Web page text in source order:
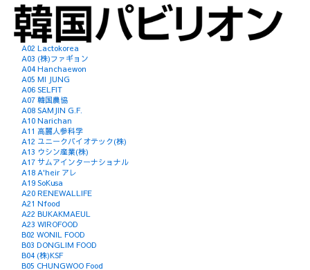
A02 Lactokorea
A03 (株)ファギョン
A04 Hanchaewon
A05 MI JUNG
A06 SELFIT
A07 韓国農協
A08 SAMJIN G.F.
A10 Narichan
A11 高麗人参科学
A12 ユニークバイオテック(株)
A13 ウシン産業(株)
A17 サムアインターナショナル
A18 A'heir アレ
A19 SoKusa
A20 RENEWALLIFE
A21 Nfood
A22 BUKAKMAEUL
A23 WIROFOOD
B02 WONIL FOOD
B03 DONGLIM FOOD
B04 (株)KSF
B05 CHUNGWOO Food